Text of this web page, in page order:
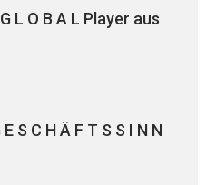
L O B A L Player aus
S C H Ä F T S S I N N